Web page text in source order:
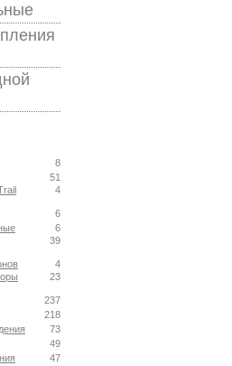
8
51
4
6
6
39
4
23
237
218
73
49
47